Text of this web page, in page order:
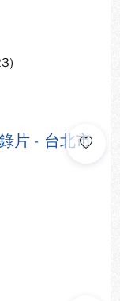
片 - 台北市